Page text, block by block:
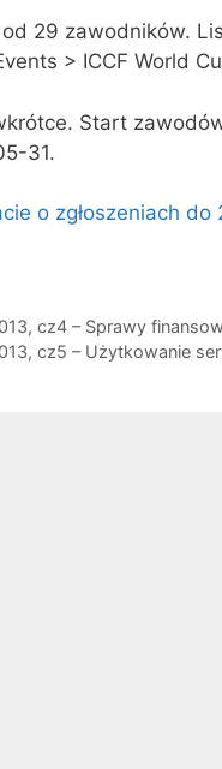
od 29 zawodników.
> ICCF World
Start
31.
o zgłoszeniach
cz4 – Sprawy
cz5 – Użytkowanie